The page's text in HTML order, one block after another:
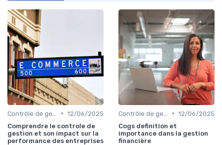
• 12/06/2025
Comprendre le controle de
gestion et son impact sur la
performance des entreprises
• 12/06/2025
Cogs definition et
importance dans la gestion
financière